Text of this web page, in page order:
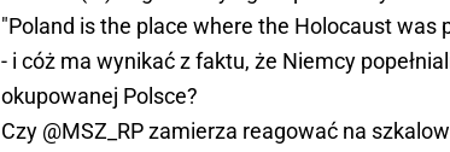
"Poland is the place where the Holocaust was
- i cóż ma wynikać z faktu, że Niemcy
okupowanej Polsce?
Czy @MSZ_RPzamierza reagować na